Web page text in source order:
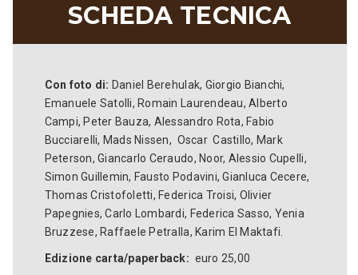
SCHEDA TECNICA
Con foto di: Daniel Berehulak, Giorgio Bianchi,
Emanuele Satolli, Romain Laurendeau, Alberto
Campi, Peter Bauza, Alessandro Rota, Fabio
Bucciarelli, Mads Nissen, Oscar Castillo, Mark
Peterson, Giancarlo Ceraudo, Noor, Alessio Cupelli,
Simon Guillemin, Fausto Podavini, Gianluca Cecere,
Thomas Cristofoletti, Federica Troisi, Olivier
Papegnies, Carlo Lombardi, Federica Sasso, Yenia
Bruzzese, Raffaele Petralla, Karim El Maktafi.
Edizione carta/paperback: euro 25,00